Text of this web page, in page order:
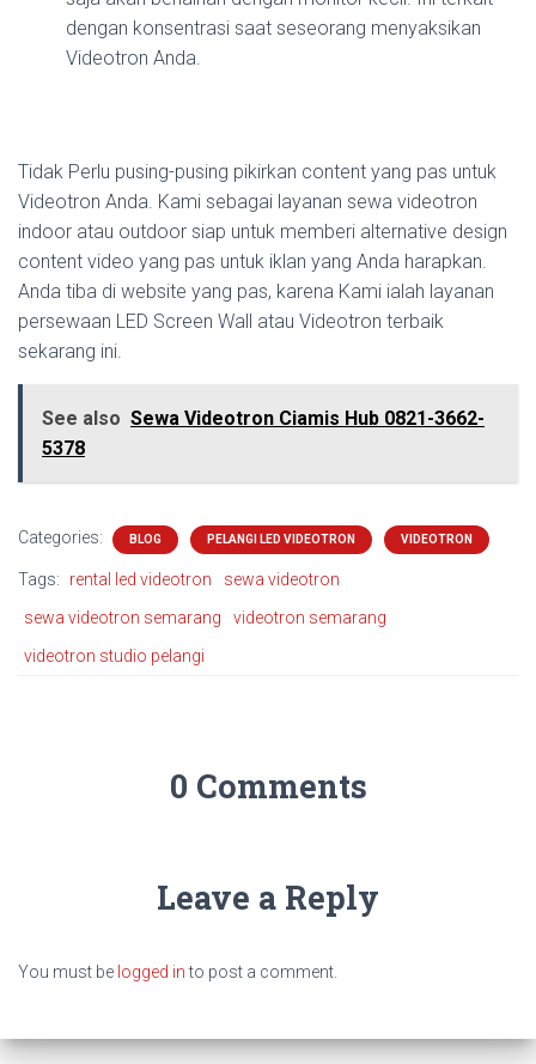
dengan konsentrasi saat seseorang menyaksikan
Videotron Anda.
Tidak Perlu pusing-pusing pikirkan content yang pas untuk
Videotron Anda. Kami sebagai layanan sewa videotron
indoor atau outdoor siap untuk memberi alternative design
content video yang pas untuk iklan yang Anda harapkan.
Anda tiba di website yang pas, karena Kami ialah layanan
persewaan LED Screen Wall atau Videotron terbaik
sekarang ini.
See also Sewa Videotron Ciamis Hub 0821-3662-
5378
Categories: BLOG PELANGI LED VIDEOTRON VIDEOTRON
Tags: rental led videotron
sewa videotron
sewa videotron semarang
videotron semarang
videotron studio pelangi
0 Comments
Leave a Reply
You must be logged into post a comment.